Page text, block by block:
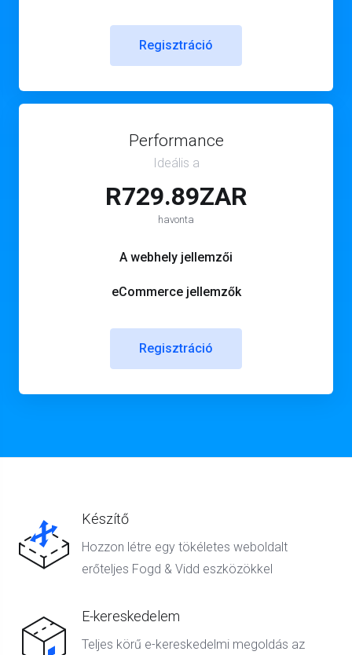
Regisztráció
Performance
Ideális a
R729.89ZAR
havonta
A webhely jellemzői
eCommerce jellemzők
Regisztráció
Készítő
Hozzon létre egy tökéletes weboldalt
erőteljes Fogd & Vidd eszközökkel
E-kereskedelem
Teljes körű e-kereskedelmi megoldás az